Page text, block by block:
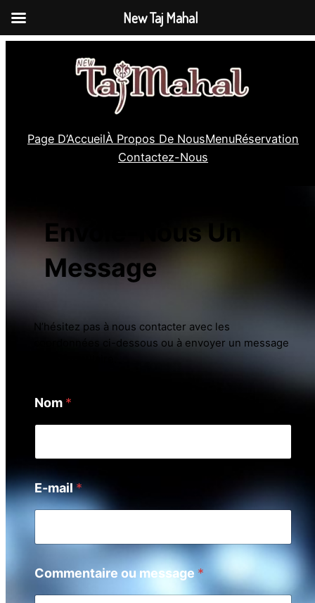
Page D’AccueilÀ Propos De NousMenuRéservation
Contactez-Nous
Envoie-Nous Un
Message
N’hésitez pas à nous contacter avec les
coordonnées ci-dessous ou à envoyer un message
Nom *
E-mail*
Commentaire ou message *
New Taj Mahal